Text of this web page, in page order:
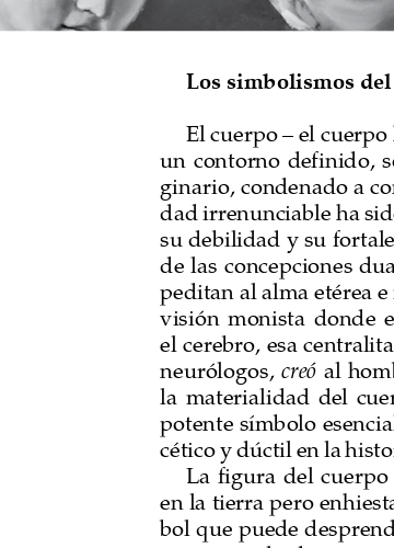
Los simbolismos
El cuerpo – el
un  contorno  definido,
ginario, condenado a
dad irrenunciable ha
su debilidad y su
de las concepciones
peditan al alma etérea
visión  monista  donde
el cerebro, esa
neurólogos, creó al
la  materialidad  del
potente símbolo
cético y dúctil en la
La  figura  del
en la tierra pero
bol que puede